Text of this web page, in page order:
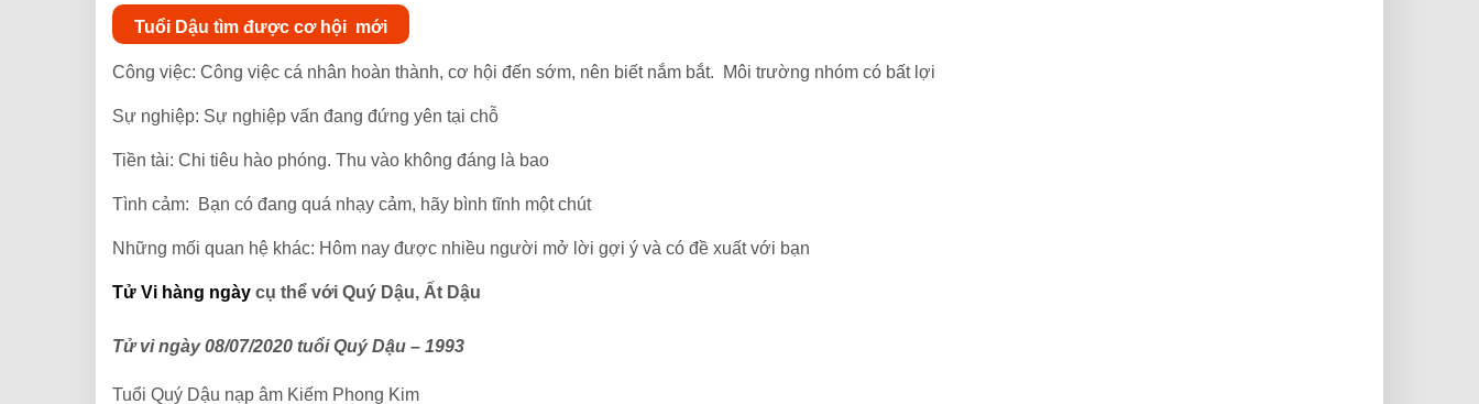
Tuổi Dậu tìm được cơ hội mới
Công việc: Công việc cá nhân hoàn thành, cơ hội đến sớm, nên biết nắm bắt. Môi trường nhóm có bất lợi
Sự nghiệp: Sự nghiệp vấn đang đứng yên tại chỗ
Tiền tài: Chi tiêu hào phóng. Thu vào không đáng là bao
Tình cảm: Bạn có đang quá nhạy cảm, hãy bình tĩnh một chút
Những mối quan hệ khác: Hôm nay được nhiều người mở lời gợi ý và có đề xuất với bạn
Tử Vi hàng ngày cụ thể với Quý Dậu, Ất Dậu
Tử vi ngày 08/07/2020 tuổi Quý Dậu – 1993
Tuổi Quý Dậu nạp âm Kiếm Phong Kim